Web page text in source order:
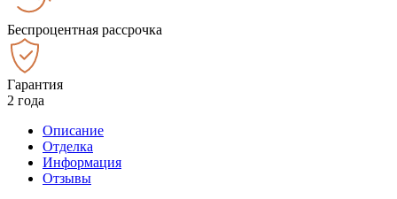
Беспроцентная рассрочка
Гарантия
2 года
Описание
Отделка
Информация
Отзывы